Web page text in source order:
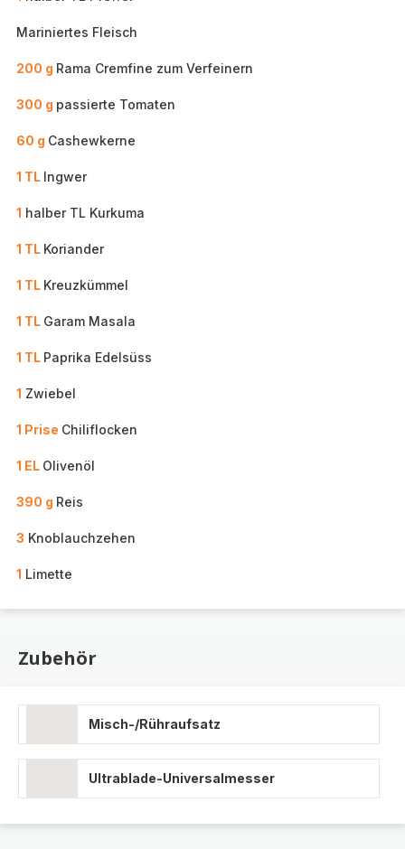
Mariniertes Fleisch
200 g Rama Cremfine zum Verfeinern
300 g passierte Tomaten
60 g Cashewkerne
1 TL Ingwer
1 halber TL Kurkuma
1 TL Koriander
1 TL Kreuzkümmel
1 TL Garam Masala
1 TL Paprika Edelsüss
1 Zwiebel
1 Prise Chiliflocken
1 EL Olivenöl
390 g Reis
3 Knoblauchzehen
1 Limette
Zubehör
Misch-/Rühraufsatz
Ultrablade-Universalmesser